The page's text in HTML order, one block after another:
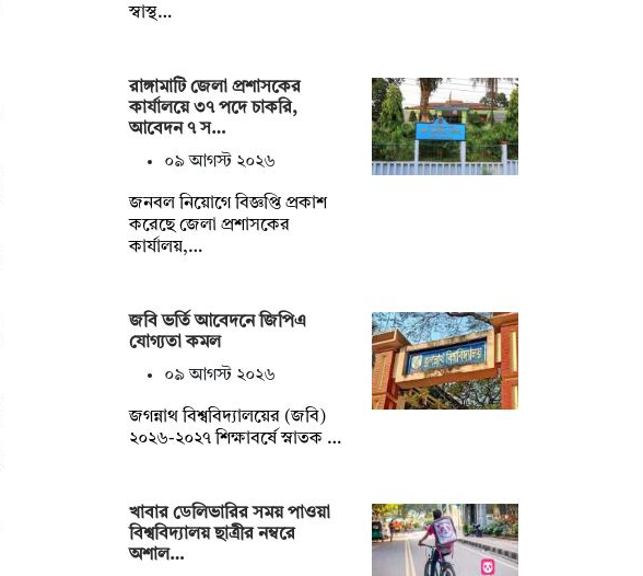
স্বাস্থ…
রাঙ্গামাটি জেলা প্রশাসকের
কার্যালয়ে ৩৭ পদে চাকরি,
আবেদন ৭ স…
০৯ আগস্ট ২০২৬
জনবল নিয়োগে বিজ্ঞপ্তি প্রকাশ
করেছে জেলা প্রশাসকের
কার্যালয়,…
জবি ভর্তি আবেদনে জিপিএ
যোগ্যতা কমল
০৯ আগস্ট ২০২৬
জগন্নাথ বিশ্ববিদ্যালয়ের (জবি)
২০২৬-২০২৭ শিক্ষাবর্ষে স্নাতক …
খাবার ডেলিভারির সময় পাওয়া
বিশ্ববিদ্যালয় ছাত্রীর নম্বরে
অশাল…